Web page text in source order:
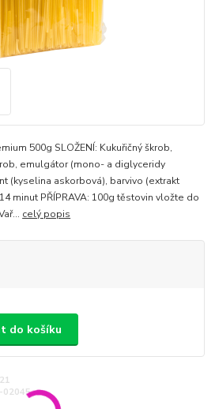
500g SLOŽENÍ: Kukuřičný škrob,
emulgátor (mono- a diglyceridy
(kyselina askorbová), barvivo (extrakt
minut PŘÍPRAVA: 100g těstovin vložte do
celý popis
do košíku
02045